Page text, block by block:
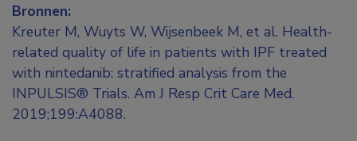
Bronnen:
Kreuter M, Wuyts W, Wijsenbeek M, et al. Health-
related quality of life in patients with IPF treated
with nintedanib: stratified analysis from the
INPULSIS® Trials. Am J Resp Crit Care Med.
2019;199:A4088.